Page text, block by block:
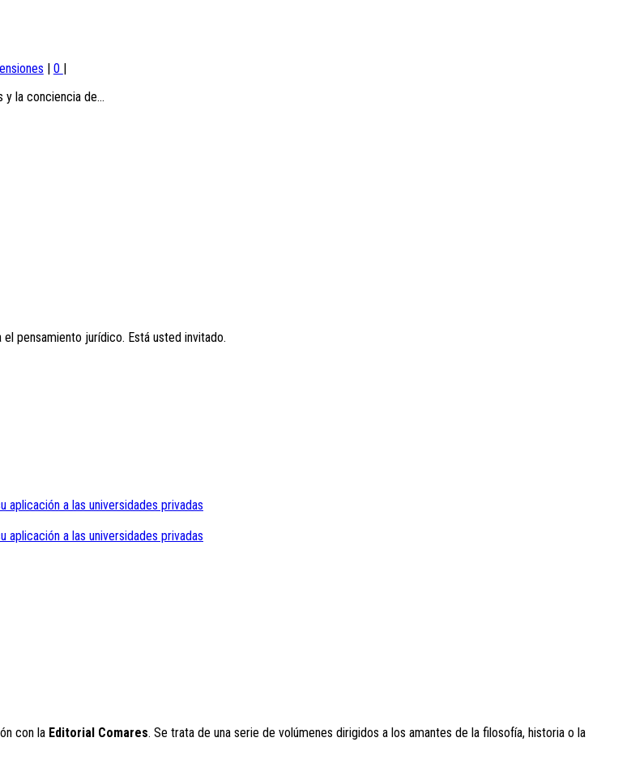
| 0 |
la conciencia de...
pensamiento jurídico. Está usted invitado.
a las universidades privadas
a las universidades privadas
con la Editorial Comares. Se trata de una serie de volúmenes dirigidos a los amantes de la filosofía, historia o la